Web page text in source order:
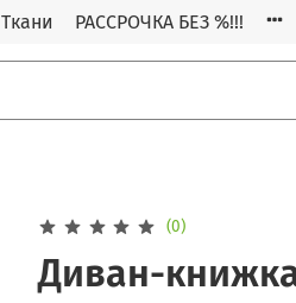
Ткани РАССРОЧКА БЕЗ %!!!
(0)
Диван-